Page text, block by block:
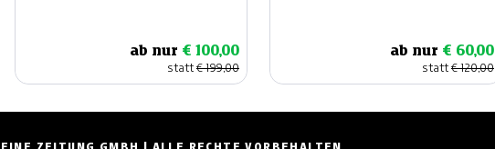
ab nur € 100,00
statt€ 199,00
ab nur € 60,00
statt€ 120,00